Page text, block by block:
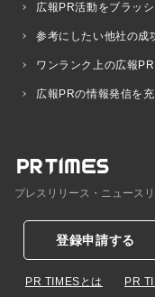
広報PR活動をブラッ
参考にしたい他社の成
ワンランク上の広報
広報PRの情報発信を
プレスリリース・ニュース
登録申請する
PR TIMESとは PR